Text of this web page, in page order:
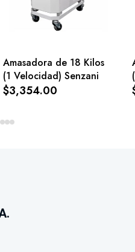
Amasadora de 18 Kilos
(1 Velocidad) Senzani
$3,354.00